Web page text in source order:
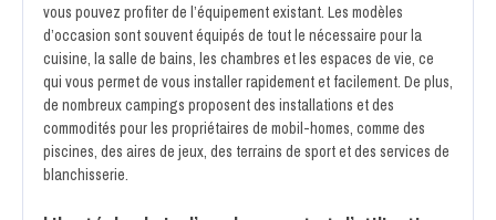
vous pouvez profiter de l’équipement existant. Les modèles
d’occasion sont souvent équipés de tout le nécessaire pour la
cuisine, la salle de bains, les chambres et les espaces de vie, ce
qui vous permet de vous installer rapidement et facilement. De plus,
de nombreux campings proposent des installations et des
commodités pour les propriétaires de mobil-homes, comme des
piscines, des aires de jeux, des terrains de sport et des services de
blanchisserie.